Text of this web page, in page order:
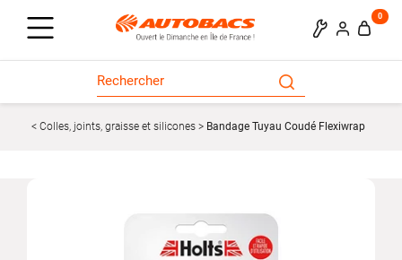
0
Colles, joints, graisse et silicones Bandage Tuyau Coudé Flexiwrap